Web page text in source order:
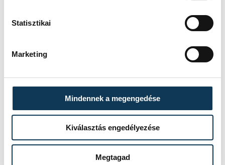
Statisztikai
Marketing
Mindennek a megengedése
Kiválasztás engedélyezése
Megtagad
két-háromkilométeres
viszont bánom, hogy
októbertől jövő nyárig csak a
házban és a kertben
foglalhatom el magamat. Kell
a mozgás, mert jó az
étvágyam, főleg akkor, ha